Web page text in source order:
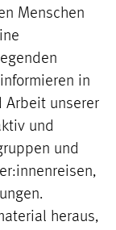
Menschen
in
Arbeit unserer
und
und
heraus,